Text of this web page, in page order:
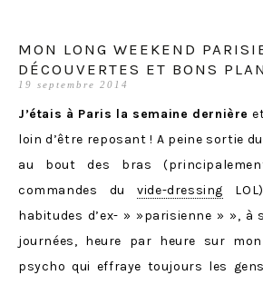
MON LONG WEEKEND
DÉCOUVERTES ET BONS
19 septembre 2014
J’étais à Paris la semaine dernière
loin d’être reposant ! A peine sortie
au bout des bras
commandes duvide-dressing
habitudes d’ex- » »parisienne » », à
journées, heure par heure sur
psycho qui effraye toujours les